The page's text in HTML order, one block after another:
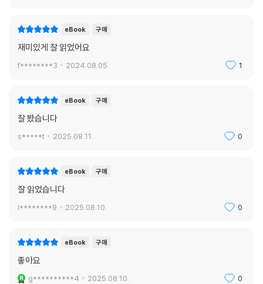
eBook 구매
재미있게 잘 읽었어요
f********3 2024.08.05. 1
eBook 구매
잘 봤습니다
s*****t 2025.08.11. 0
eBook 구매
잘 읽었습니다
l********9 2025.08.10. 0
eBook 구매
좋아요
g**********4 2025.08.10. 0